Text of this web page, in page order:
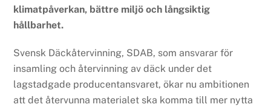
klimatpåverkan, bättre miljö och långsiktig
hållbarhet.
Svensk Däckåtervinning, SDAB, som ansvarar för
insamling och återvinning av däck under det
lagstadgade producentansvaret, ökar nu ambitionen
att det återvunna materialet ska komma till mer nytta